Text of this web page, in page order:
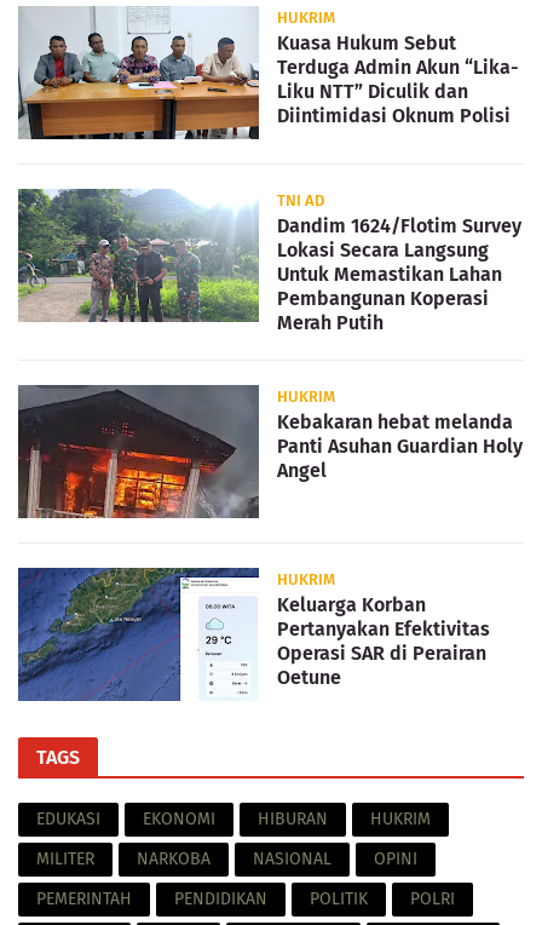
HUKRIM
Kuasa Hukum Sebut
Terduga Admin Akun “Lika-
Liku NTT” Diculik dan
Diintimidasi Oknum Polisi
TNI AD
Dandim 1624/Flotim Survey
Lokasi Secara Langsung
Untuk Memastikan Lahan
Pembangunan Koperasi
Merah Putih
HUKRIM
Kebakaran hebat melanda
Panti Asuhan Guardian Holy
Angel
HUKRIM
Keluarga Korban
Pertanyakan Efektivitas
Operasi SAR di Perairan
Oetune
TAGS
EDUKASI EKONOMI HIBURAN
HUKRIM
MILITER
NARKOBA NASIONAL
OPINI
PEMERINTAH
PENDIDIKAN POLITIK POLRI